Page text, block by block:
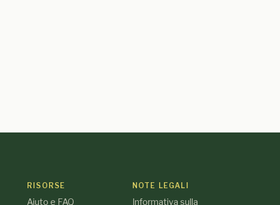
RISORSE
Aiuto e FAQ
NOTE LEGALI
Informativa sulla